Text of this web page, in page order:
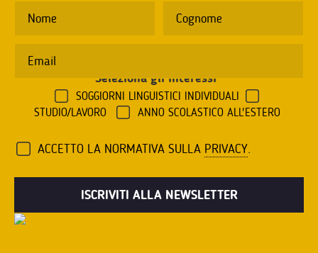
Seleziona gli interessi
SOGGIORNI LINGUISTICI INDIVIDUALI
STUDIO/LAVORO
ANNO SCOLASTICO ALL'ESTERO
ACCETTO LA NORMATIVA SULLA PRIVACY.